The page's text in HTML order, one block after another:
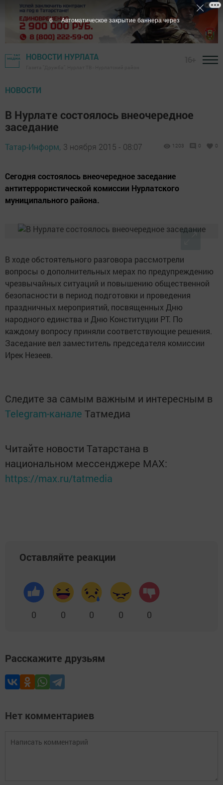
НОВОСТИ НУРЛАТА
НОВОСТИ
В Нурлате состоялось внеочередное
заседание
Татар-Информ, 3 ноября 2015 - 08:07 1203 0 0
Сегодня состоялось внеочередное заседание
антитеррористической комиссии Нурлатского
муниципального района.
В ходе обстоятельного разговора рассмотрели
вопросы о дополнительных мерах по предупреждению
чрезвычайных ситуаций и повышению общественной
безопасности в период подготовки и проведения
праздничных мероприятий, посвященных Дню
народного единства и Дню Конституции РТ. По
каждому вопросу приняли соответствующие решения.
Заседание вел заместитель председателя комиссии
Ирек Незеев.
Следите за самым важным и интересным в
Telegram-канале Татмедиа
Читайте новости Татарстана в
национальном мессенджере MАХ:
https://max.ru/tatmedia
Оставляйте реакции
0 0 0 0 0
Расскажите друзьям
Нет комментариев
5 Автоматическое закрытие баннера через